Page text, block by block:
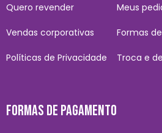
Quero revender
Vendas corporativas
Políticas de Privacidade
Meus
Formas
Troca e
FORMAS DE PAGAMENTO